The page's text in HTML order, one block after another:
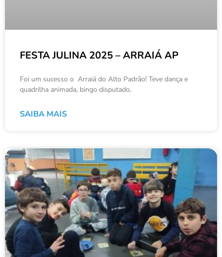
FESTA JULINA 2025 – ARRAIÁ AP
Foi um sucesso o Arraiá do Alto Padrão! Teve dança e
quadrilha animada, bingo disputado,
SAIBA MAIS